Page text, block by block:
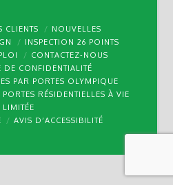
CLIENTS
NOUVELLES
INSPECTION 26 POINTS
CONTACTEZ-NOUS
DE CONFIDENTIALITÉ
PAR PORTES OLYMPIQUE
RÉSIDENTIELLES À VIE
LIMITÉE
AVIS D’ACCESSIBILITÉ